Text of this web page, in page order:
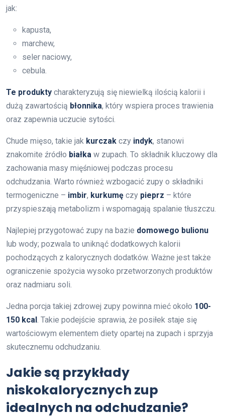
jak:
kapusta,
marchew,
seler naciowy,
cebula.
Te produkty charakteryzują się niewielką ilością kalorii i
dużą zawartością błonnika, który wspiera proces trawienia
oraz zapewnia uczucie sytości.
Chude mięso, takie jak kurczak czy indyk, stanowi
znakomite źródło białka w zupach. To składnik kluczowy dla
zachowania masy mięśniowej podczas procesu
odchudzania. Warto również wzbogacić zupy o składniki
termogeniczne – imbir, kurkumę czy pieprz – które
przyspieszają metabolizm i wspomagają spalanie tłuszczu.
Najlepiej przygotować zupy na bazie domowego bulionu
lub wody; pozwala to uniknąć dodatkowych kalorii
pochodzących z kalorycznych dodatków. Ważne jest także
ograniczenie spożycia wysoko przetworzonych produktów
oraz nadmiaru soli.
Jedna porcja takiej zdrowej zupy powinna mieć około 100-
150 kcal . Takie podejście sprawia, że posiłek staje się
wartościowym elementem diety opartej na zupach i sprzyja
skutecznemu odchudzaniu.
Jakie są przykłady
niskokalorycznych zup
idealnych na odchudzanie?